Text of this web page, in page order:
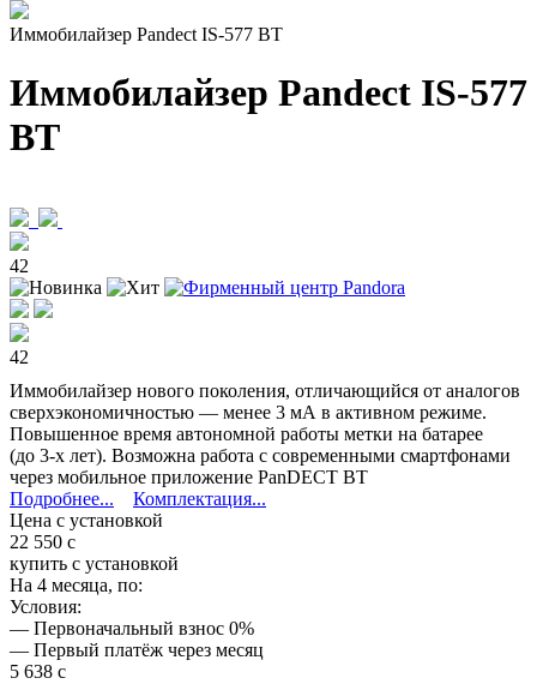
Иммобилайзер Pandect IS-577 BT
Иммобилайзер Pandect IS-577
BT
42
42
Иммобилайзер нового поколения, отличающийся от аналогов
сверхэкономичностью — менее 3 мА в активном режиме.
Повышенное время автономной работы метки на батарее
(до 3-х лет). Возможна работа с современными смартфонами
через мобильное приложение PanDECT BT
Подробнее...
Комплектация...
Цена с установкой
22 550 c
купить с установкой
На 4 месяца, по:
Условия:
— Первоначальный взнос 0%
— Первый платёж через месяц
5 638 c